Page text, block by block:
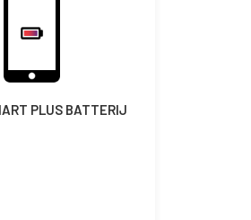
PLUS BATTERIJ